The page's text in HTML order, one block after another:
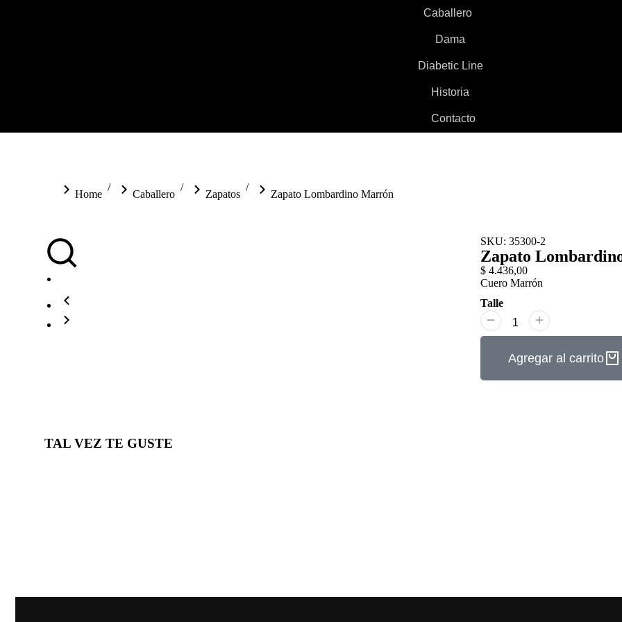
Caballero
Dama
Diabetic Line
Historia
Contacto
You are here:
Home Caballero Zapatos Zapato Lombardino Marrón
SKU: 35300-2
Zapato
$ 4.436,00
Cuero Marrón
Talle
Agregar al carrito
TAL VEZ TE GUSTE